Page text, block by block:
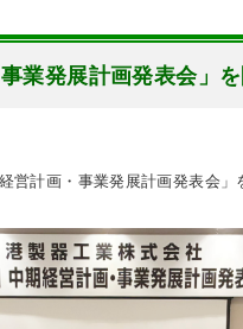
業発展計画発表会」
営計画・事業発展計画発表会